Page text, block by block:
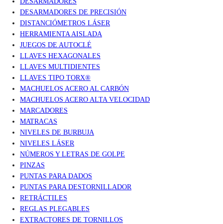
DESARMADORES DE PRECISIÓN
DISTANCIÓMETROS LÁSER
HERRAMIENTA AISLADA
JUEGOS DE AUTOCLÉ
LLAVES HEXAGONALES
LLAVES MULTIDIENTES
LLAVES TIPO TORX®
MACHUELOS ACERO AL CARBÓN
MACHUELOS ACERO ALTA VELOCIDAD
MARCADORES
MATRACAS
NIVELES DE BURBUJA
NIVELES LÁSER
NÚMEROS Y LETRAS DE GOLPE
PINZAS
PUNTAS PARA DADOS
PUNTAS PARA DESTORNILLADOR
RETRÁCTILES
REGLAS PLEGABLES
EXTRACTORES DE TORNILLOS